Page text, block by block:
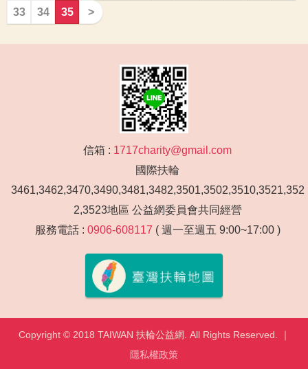
33 34 35 >
信箱 : 1717charity@gmail.com
國際扶輪
3461,3462,3470,3490,3481,3482,3501,3502,3510,3521,352
2,3523地區 公益網委員會共同經營
服務電話 : 0906-608117 ( 週一至週五 9:00~17:00 )
Copyright © 2018 TAIWAN 扶輪公益網. All Rights Reserved. ｜
隱私權政策